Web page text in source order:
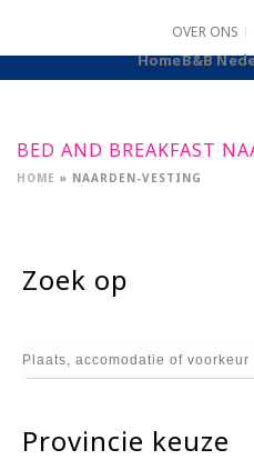
OVER ONS
HomeB&B
BED AND BREAKFAST
HOME » NAARDEN-VESTING
Zoek op
Provincie keuze